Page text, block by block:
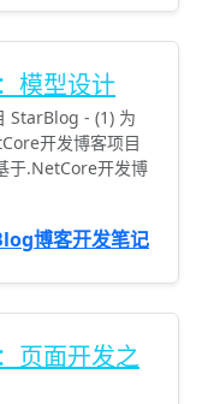
模型设计
StarBlog - (1) 为
开发博客项目
于.NetCore开发博
博客开发笔记
页面开发之